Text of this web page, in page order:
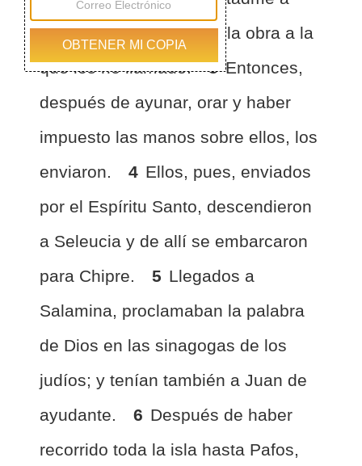
Bernabé y a Saulo para la obra a la
que los he llamado.
3 Entonces,
después de ayunar, orar y haber
impuesto las manos sobre ellos, los
enviaron.
4 Ellos, pues, enviados
por el Espíritu Santo, descendieron
a Seleucia y de allí se embarcaron
para Chipre.
5 Llegados a
Salamina, proclamaban la palabra
de Dios en las sinagogas de los
judíos; y tenían también a Juan de
ayudante.
6 Después de haber
recorrido toda la isla hasta Pafos,